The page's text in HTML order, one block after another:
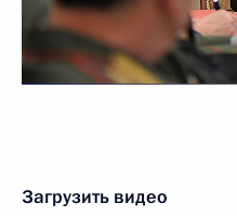
Загрузить видео